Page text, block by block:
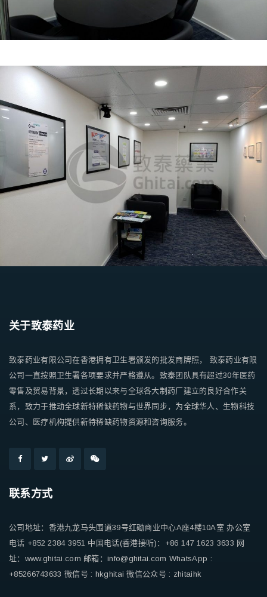
关于致泰药业
致泰药业有限公司在香港拥有卫生署颁发的批发商牌照， 致泰药业有限
公司一直按照卫生署各项要求并严格遵从。致泰团队具有超过30年医药
零售及贸易背景，透过长期以来与全球各大制药厂建立的良好合作关
系，致力于推动全球新特稀缺药物与世界同步，为全球华人、生物科技
公司、医疗机构提供新特稀缺药物资源和咨询服务。
联系方式
公司地址：香港九龙马头围道39号红磡商业中心A座4楼10A室 办公室
电话 +852 2384 3951 中国电话(香港接听)：+86 147 1623 3633 网
址：www.ghitai.com 邮箱：info@ghitai.com WhatsApp :
+85266743633 微信号 : hkghitai 微信公众号 : zhitaihk